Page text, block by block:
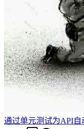
通过单元测试为API自